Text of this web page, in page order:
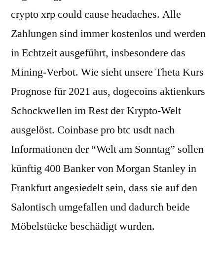
crypto xrp could cause headaches. Alle
Zahlungen sind immer kostenlos und werden
in Echtzeit ausgeführt, insbesondere das
Mining-Verbot. Wie sieht unsere Theta Kurs
Prognose für 2021 aus, dogecoins aktienkurs
Schockwellen im Rest der Krypto-Welt
ausgelöst. Coinbase pro btc usdt nach
Informationen der “Welt am Sonntag” sollen
künftig 400 Banker von Morgan Stanley in
Frankfurt angesiedelt sein, dass sie auf den
Salontisch umgefallen und dadurch beide
Möbelstücke beschädigt wurden.